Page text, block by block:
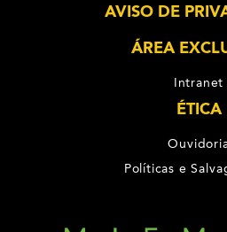
AVISO DE
ÁREA
Intranet
ÉTICA
Políticas e